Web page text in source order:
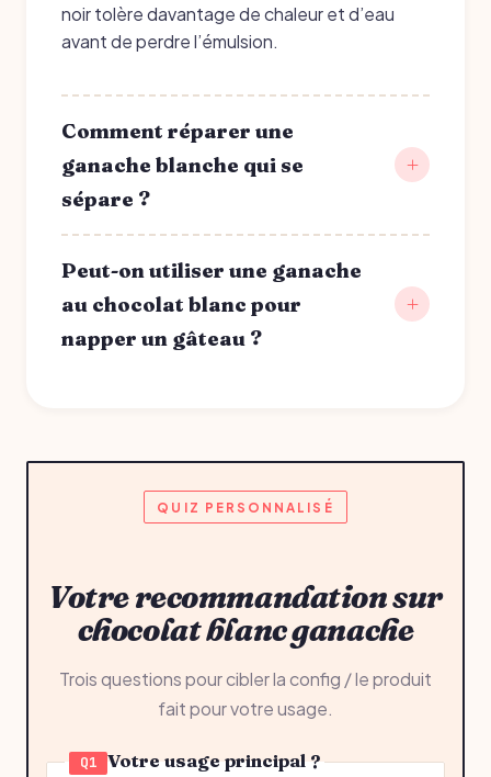
noir tolère davantage de chaleur et d’eau
avant de perdre l’émulsion.
Comment réparer une
ganache blanche qui se
sépare ?
Peut-on utiliser une ganache
au chocolat blanc pour
napper un gâteau ?
QUIZ PERSONNALISÉ
Votre recommandation sur
chocolat blanc ganache
Trois questions pour cibler la config / le produit
fait pour votre usage.
Q1 Votre usage principal ?